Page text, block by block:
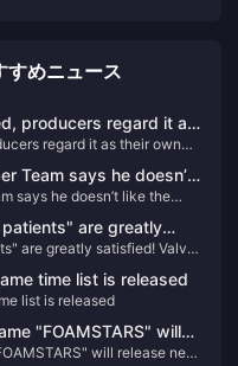
すめニュース
producers regard it as
regard it as their own
Team says he doesn’t
says he doesn’t like the
are greatly
1 point to make them
are greatly satisfied! Valve
time list is released
list is released
"FOAMSTARS" will
16
will release new